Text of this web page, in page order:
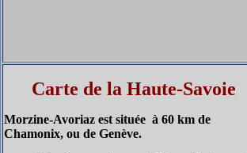
Carte de la Haute-Savoie
Morzine-Avoriaz est située à 60 km de
Chamonix, ou de Genève.